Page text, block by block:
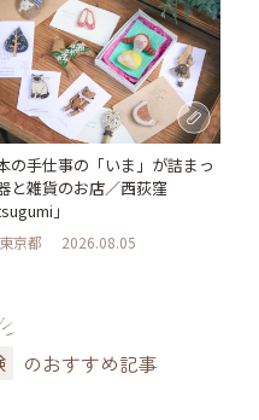
の手仕事の「いま」が詰まっ
と雑貨のお店／西荻窪
」
東京都 2026.08.05
のおすすめ記事